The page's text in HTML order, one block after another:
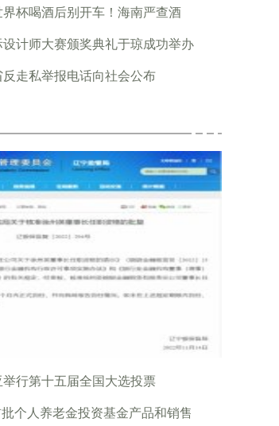
杯喝酒后别开车！海南严查酒
计师大赛颁奖典礼于琼成功举办
走私举报电话向社会公布
行第十五届全国大选投票
个人养老金投资基金产品和销售